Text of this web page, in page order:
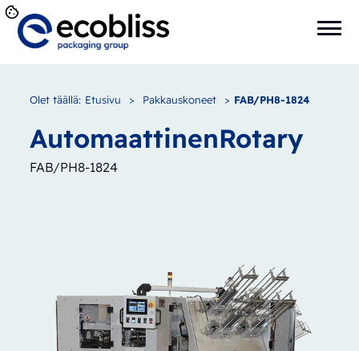
Olet täällä: Etusivu > Pakkauskoneet > FAB/PH8-1824
AutomaattinenRotary
FAB/PH8-1824